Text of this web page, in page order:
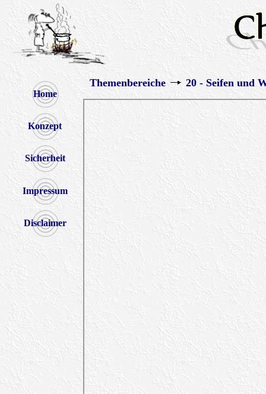
Home
Konzept
Sicherheit
Impressum
Disclaimer
Themenbereiche 20 - Seifen und